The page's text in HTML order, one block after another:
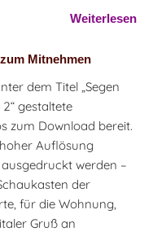
Weiterlesen
Mitnehmen
dem Titel „Segen
gestaltete
zum Download bereit.
Auflösung
werden –
der
für die Wohnung,
Gruß an